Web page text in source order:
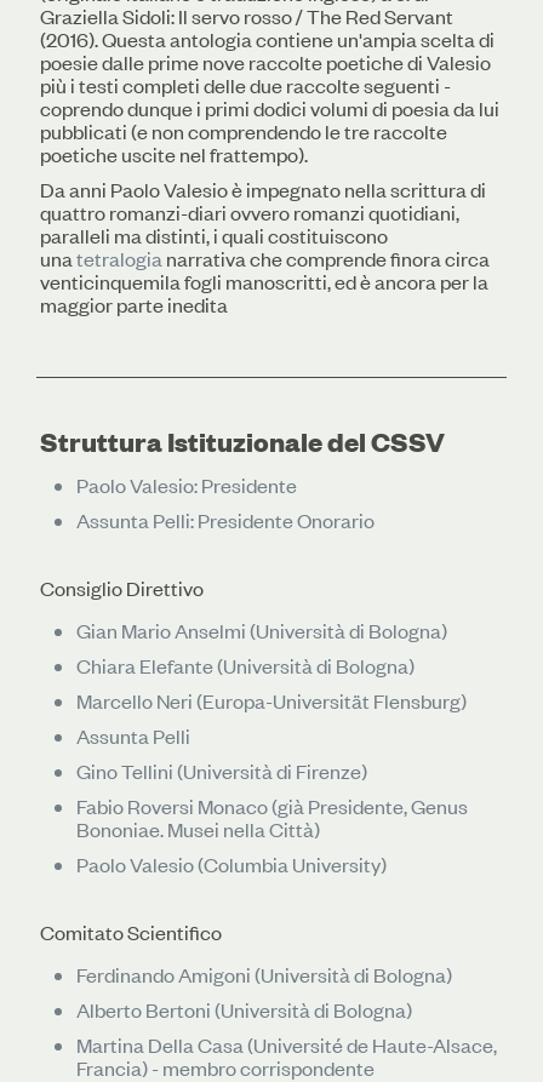
Graziella Sidoli: Il servo rosso / The Red Servant
(2016). Questa antologia contiene un'ampia scelta di
poesie dalle prime nove raccolte poetiche di Valesio
più i testi completi delle due raccolte seguenti -
coprendo dunque i primi dodici volumi di poesia da lui
pubblicati (e non comprendendo le tre raccolte
poetiche uscite nel frattempo).
Da anni Paolo Valesio è impegnato nella scrittura di
quattro romanzi-diari ovvero romanzi quotidiani,
paralleli ma distinti, i quali costituiscono
unatetralogia narrativa che comprende finora circa
venticinquemila fogli manoscritti, ed è ancora per la
maggior parte inedita
Struttura Istituzionale del CSSV
Paolo Valesio: Presidente
Assunta Pelli: Presidente Onorario
Consiglio Direttivo
​Gian Mario Anselmi (Università di Bologna)
Chiara Elefante (Università di Bologna)
Marcello Neri (Europa-Universität Flensburg)
Assunta Pelli
Gino Tellini (Università di Firenze)
Fabio Roversi Monaco (già Presidente, Genus
Bononiae. Musei nella Città)
Paolo Valesio (Columbia University)
Comitato Scientifico
Ferdinando Amigoni (Università di Bologna)
Alberto Bertoni (Università di Bologna)
Martina Della Casa (Université de Haute-Alsace,
Francia) - membro corrispondente